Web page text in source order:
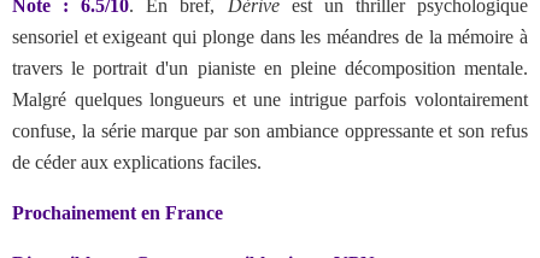
Note : 6.5/10. En bref, Dériveest un thriller psychologique
sensoriel et exigeant qui plonge dans les méandres de la mémoire à
travers le portrait d'un pianiste en pleine décomposition mentale.
Malgré quelques longueurs et une intrigue parfois volontairement
confuse, la série marque par son ambiance oppressante et son refus
de céder aux explications faciles.
Prochainement en France